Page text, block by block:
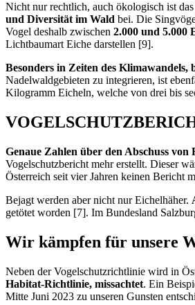
Nicht nur rechtlich, auch ökologisch ist
und Diversität im Wald bei. Die
Vogel deshalb zwischen 2.000 und 5.000
Lichtbaumart Eiche darstellen [9].
Besonders in Zeiten des
Nadelwaldgebieten zu integrieren, ist
Kilogramm Eicheln, welche von drei bis
Genaue Zahlen über den Abschuss
Vogelschutzbericht mehr erstellt. Dieser
Österreich seit vier Jahren keinen Bericht
Bejagt werden aber nicht nur Eichelhäher.
getötet worden [7]. Im Bundesland
Wir kämpfen für unsere
Neben der Vogelschutzrichtlinie wird in
Habitat-Richtlinie, missachtet. Ein
Mitte Juni 2023 zu unseren Gunsten